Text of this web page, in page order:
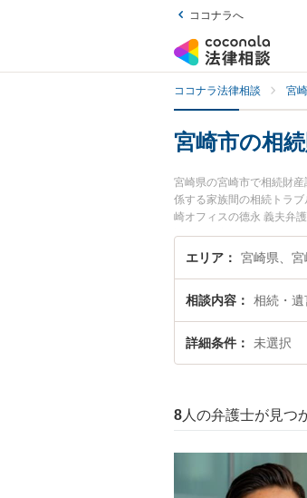
ココナラへ
ココナラ法律相談 宮
宮崎市の相
宮崎県の宮崎市で相続財
係する家族間の相続トラ
崎オフィスの德永 義夫弁
調査・鑑定のトラブルを
律相談できる宮崎市内の
エリア 宮崎県、宮
相談内容 相続・
詳細条件 未選択
8 人の弁護士が見つ